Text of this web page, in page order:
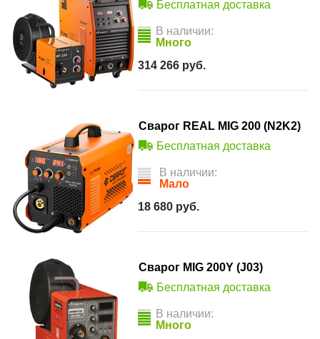
Бесплатная доставка
В наличии:
Много
314 266 руб.
Сварог REAL MIG 200 (N2K2)
Бесплатная доставка
В наличии:
Мало
18 680 руб.
Сварог MIG 200Y (J03)
Бесплатная доставка
В наличии:
Много